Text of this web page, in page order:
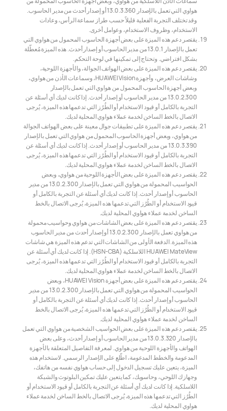
هواوي التي تعمل بالإصدار 13.0.3.360 أو إصدار أحدث من مدير الحاسوب.
وقد تختلف التجربة الفعلية قليلاً حسب طراز سماعة الرأس، وعادات
الاستخدام، وظروف الاستخدام، وعوامل أخرى.
يقتصر دعم هذه الميزة على بعض أجهزة الحاسوب المحمول من هواوي التي
تعمل بالإصدار 13.0.1 من مدير الحاسوب أو إصدار أحدث. هذه الميزة مُعطّلة
بشكل افتراضي. وتحتاج إلى تمكينها في لوحة التحكم.
يقتصر دعم هذه الميزة على بعض الهواتف الجوالة، والأجهزة اللوحية،
وشاشات العرض، وأجهزة HUAWEI Vision، وسماعات الأذن من هواوي،
وبعض أجهزة الحاسوب المحمول من هواوي التي تعمل بالإصدار
13.0.2.300 من مدير الحاسوب أو إصدار أحدث. إذا كانت لديك أي أسئلة عن
التجربة بالكامل أو قيود الاستخدام أو الطُرُز التي تدعمها هذه الميزة، يُرجى
الاتصال بالخط الساخن لخدمة عملاء هواوي المحلية لديك.
يقتصر دعم هذه الميزة على تطبيقات جوال معينة على بعض الهواتف الجوالة
من هواوي، وبعض أجهزة الحاسوب المحمول من هواوي التي تعمل بالإصدار
13.0.3.390 من مدير الحاسوب أو إصدار أحدث. إذا كانت لديك أي أسئلة عن
التجربة بالكامل أو قيود الاستخدام أو الطُرُز التي تدعمها هذه الميزة، يُرجى
الاتصال بالخط الساخن لخدمة عملاء هواوي المحلية لديك.
يقتصر دعم هذه الميزة على بعض الأجهزة اللوحية من هواوي، وبعض
الحواسيب المحمولة من هواوي التي تعمل بالإصدار 13.0.2.300 من مدير
الحاسوب أو إصدار أحدث. إذا كانت لديك أي أسئلة عن التجربة بالكامل أو
قيود الاستخدام أو الطُرُز التي تدعمها هذه الميزة، يُرجى الاتصال بالخط
الساخن لخدمة عملاء هواوي المحلية لديك.
يقتصر دعم هذه الميزة على بعض الشاشات من هواوي وحواسيب محمولة
من هواوي تعمل بالإصدار 13.0.2.300 أو إصدار أحدث من مدير الحاسوب
هذه الميزة. الدفعة الأولى من الشاشات التي تدعم هذه الميزة هي شاشات
HUAWEI MateView اللاسلكية (HSN-CBA). إذا كانت لديك أي أسئلة عن
التجربة بالكامل أو قيود الاستخدام أو الطُرُز التي تدعمها هذه الميزة، يُرجى
الاتصال بالخط الساخن لخدمة عملاء هواوي المحلية لديك.
يقتصر دعم هذه الميزة على بعض أجهزة HUAWEI Vision، وبعض
الحواسيب المحمولة من هواوي التي تعمل بالإصدار 13.0.2.300 من مدير
الحاسوب أو إصدار أحدث. إذا كانت لديك أي أسئلة عن التجربة بالكامل أو
قيود الاستخدام أو الطُرُز التي تدعمها هذه الميزة، يُرجى الاتصال بالخط
الساخن لخدمة عملاء هواوي المحلية لديك.
يقتصر دعم هذه الميزة على بعض الحواسيب الشخصية من هواوي التي تعمل
بالإصدار 13.0.3.320 من مدير الحاسوب أو إصدار أحدث، وعلى بعض
الهواتف والأجهزة اللوحية من هواوي. لمعرفة التفاصيل المتعلقة بالأجهزة
المدعومة والخطط المدعومة، اطّلع على الإصدار الرسمي. لاستخدام هذه
الميزة، يتعين عليك تسجيل الدخول إلى حساب هواوي نفسه من هاتفك،
وجهازك اللوحي، وحاسوبك، كما يتعين عليك تمكين البلوتوث والشبكة
اللاسلكية. إذا كانت لديك أي أسئلة عن التجربة بالكامل أو قيود الاستخدام أو
الطُرُز التي تدعمها هذه الميزة، يُرجى الاتصال بالخط الساخن لخدمة عملاء
هواوي المحلية لديك.